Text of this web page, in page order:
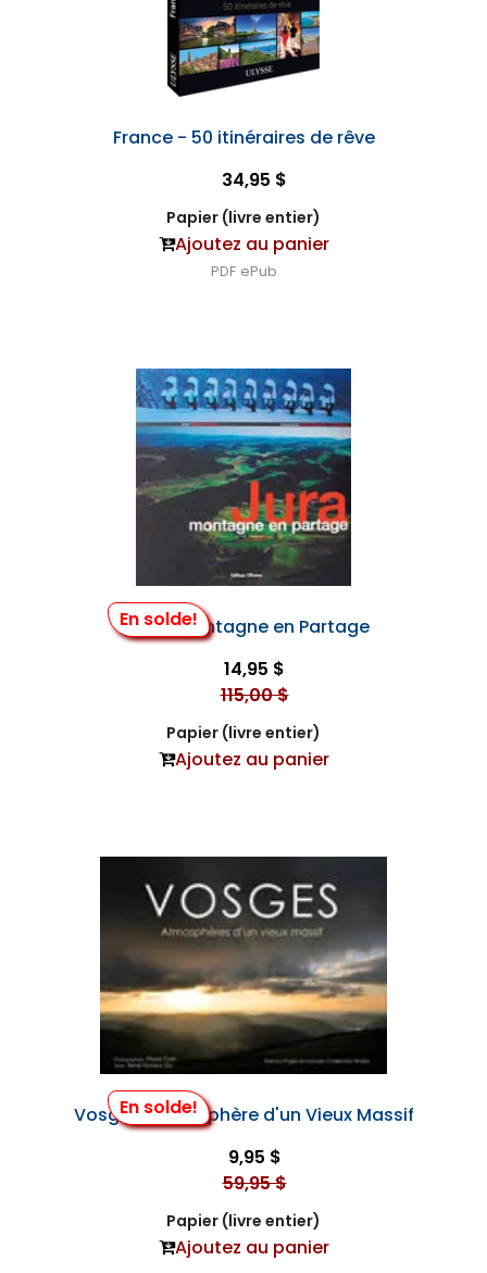
France - 50 itinéraires de rêve
34,95 $
Papier (livre entier)
Ajoutez au panier
PDF ePub
En solde!
Jura - Montagne en Partage
14,95 $
115,00 $
Papier (livre entier)
Ajoutez au panier
En solde!
Vosges, Atmosphère d'un Vieux Massif
9,95 $
59,95 $
Papier (livre entier)
Ajoutez au panier